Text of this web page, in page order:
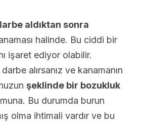
aldıktan sonra
halinde. Bu ciddi bir
işaret ediyor olabilir.
alırsanız ve kanamanın
şeklinde bir bozukluk
Bu durumda burun
olma ihtimali vardır ve bu